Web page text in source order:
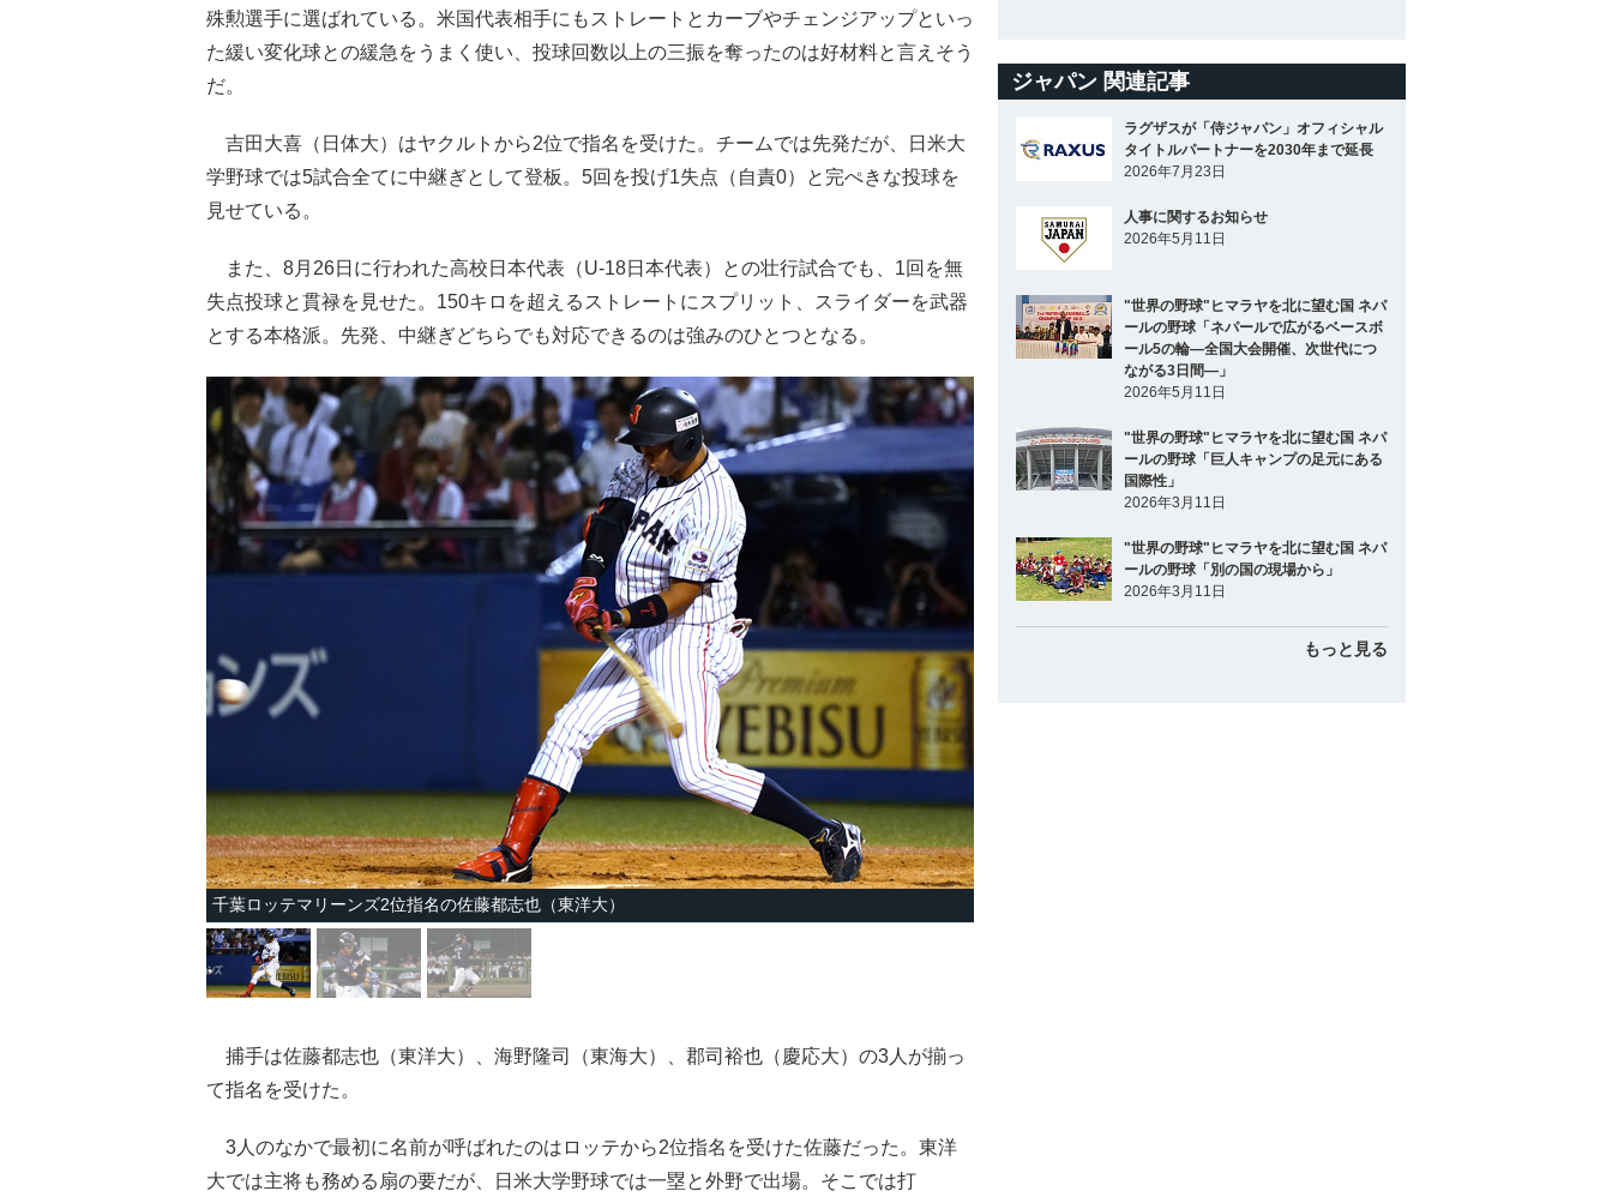
殊勲選手に選ばれている。米国代表相手にもストレートとカーブやチェンジアップといっ
た緩い変化球との緩急をうまく使い、投球回数以上の三振を奪ったのは好材料と言えそう
だ。
吉田大喜（日体大）はヤクルトから2位で指名を受けた。チームでは先発だが、日米大
学野球では5試合全てに中継ぎとして登板。5回を投げ1失点（自責0）と完ぺきな投球を
見せている。
また、8月26日に行われた高校日本代表（U-18日本代表）との壮行試合でも、1回を無
失点投球と貫禄を見せた。150キロを超えるストレートにスプリット、スライダーを武器
とする本格派。先発、中継ぎどちらでも対応できるのは強みのひとつとなる。
千葉ロッテマリーンズ2位指名の佐藤都志也（東洋大）
捕手は佐藤都志也（東洋大）、海野隆司（東海大）、郡司裕也（慶応大）の3人が揃っ
て指名を受けた。
3人のなかで最初に名前が呼ばれたのはロッテから2位指名を受けた佐藤だった。東洋
大では主将も務める扇の要だが、日米大学野球では一塁と外野で出場。そこでは打
ジャパン 関連記事
ラグザスが「侍ジャパン」オフィシャル
タイトルパートナーを2030年まで延長
2026年7月23日
人事に関するお知らせ
2026年5月11日
"世界の野球"ヒマラヤを北に望む国 ネパ
ールの野球「ネパールで広がるベースボ
ール5の輪―全国大会開催、次世代につ
ながる3日間―」
2026年5月11日
"世界の野球"ヒマラヤを北に望む国 ネパ
ールの野球「巨人キャンプの足元にある
国際性」
2026年3月11日
"世界の野球"ヒマラヤを北に望む国 ネパ
ールの野球「別の国の現場から」
2026年3月11日
もっと見る